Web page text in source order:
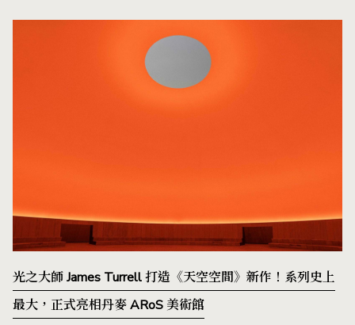
光之大師 James Turrell 打造《天空空間》新作！系列史上
最大，正式亮相丹麥 ARoS 美術館